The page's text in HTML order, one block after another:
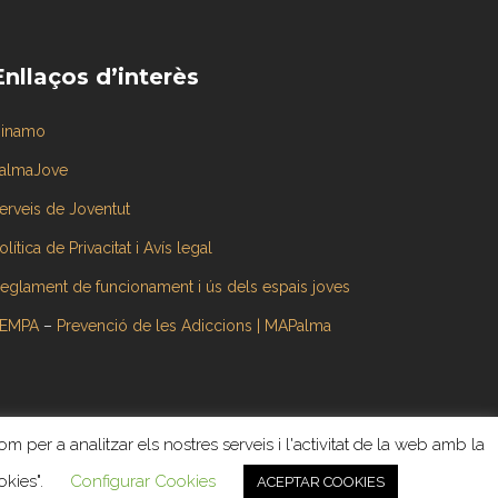
d’interès
de Joventut
de Privacitat i Avís legal
de funcionament i ús dels espais joves
– Prevenció de les Adiccions | MAPalma
per a analitzar els nostres serveis i l'activitat de la web amb la
Configurar Cookies ACEPTAR COOKIES